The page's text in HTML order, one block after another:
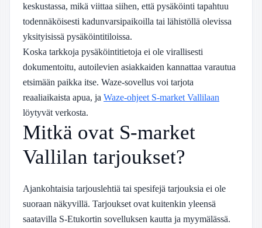
keskustassa, mikä viittaa siihen, että pysäköinti tapahtuu
todennäköisesti kadunvarsipaikoilla tai lähistöllä olevissa
yksityisissä pysäköintitiloissa.
Koska tarkkoja pysäköintitietoja ei ole virallisesti
dokumentoitu, autoilevien asiakkaiden kannattaa varautua
etsimään paikka itse. Waze-sovellus voi tarjota
reaaliaikaista apua, ja Waze-ohjeet S-market Vallilaan
löytyvät verkosta.
Mitkä ovat S-market
Vallilan tarjoukset?
Ajankohtaisia tarjouslehtiä tai spesifejä tarjouksia ei ole
suoraan näkyvillä. Tarjoukset ovat kuitenkin yleensä
saatavilla S-Etukortin sovelluksen kautta ja myymälässä.